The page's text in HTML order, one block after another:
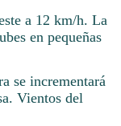
a 12 km/h. La
en pequeñas
se incrementará
Vientos del